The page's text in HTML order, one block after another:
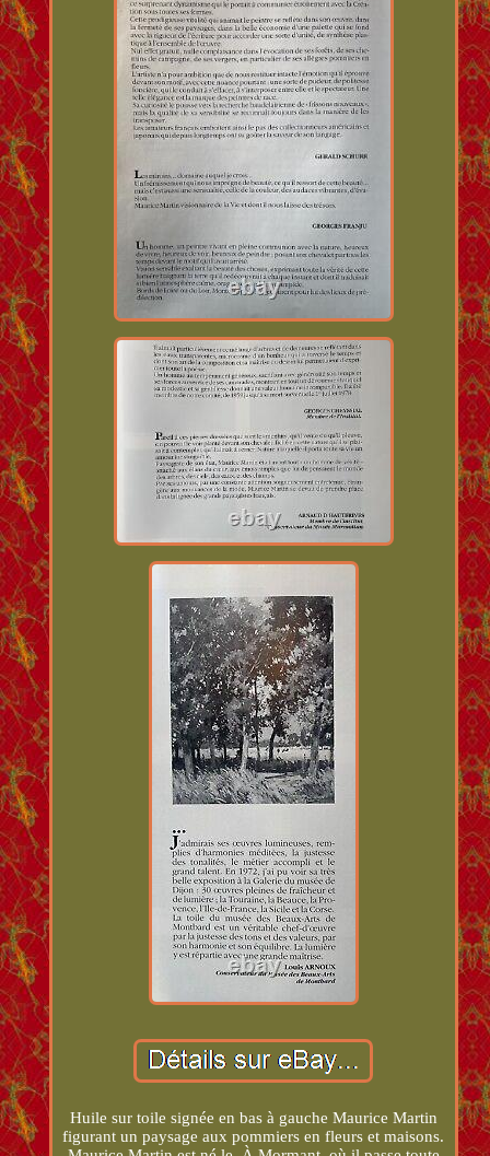
Huile sur toile signée en bas à gauche Maurice Martin
figurant un paysage aux pommiers en fleurs et maisons.